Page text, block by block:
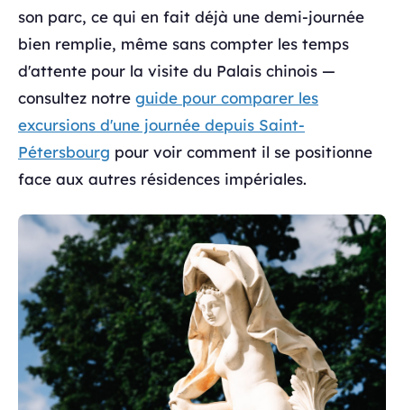
son parc, ce qui en fait déjà une demi-journée
bien remplie, même sans compter les temps
d'attente pour la visite du Palais chinois —
consultez notre guide pour comparer les
excursions d'une journée depuis Saint-
Pétersbourg pour voir comment il se positionne
face aux autres résidences impériales.